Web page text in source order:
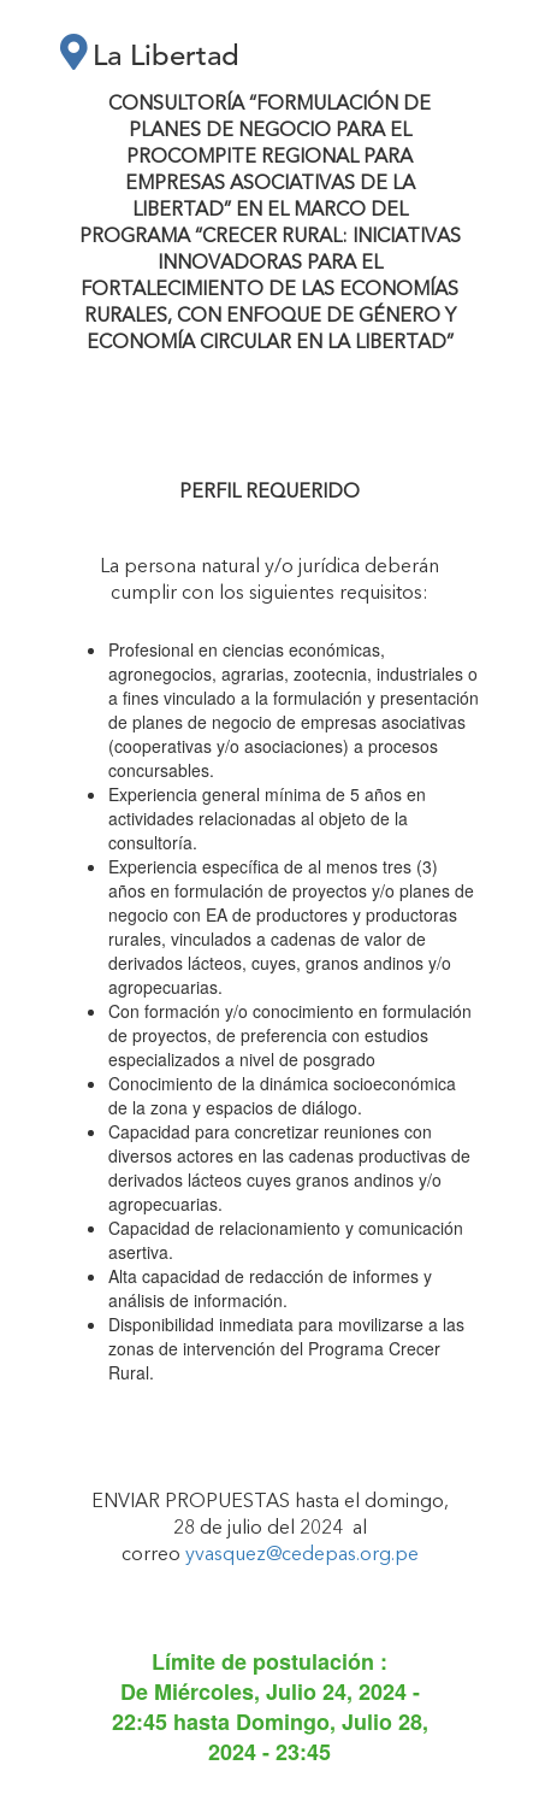
REGIONAL PARA
EMPRESAS
ASOCIATIVAS DE
LA LIBERTAD” EN
INICIATIVAS
INNOVADORAS
PARA EL
FORTALECIMIENTO
DE LAS
ECONOMÍAS
RURALES, CON
ENFOQUE DE
GÉNERO"
La Libertad
CONSULTORÍA “FORMULACIÓN DE
PLANES DE NEGOCIO PARA EL
PROCOMPITE REGIONAL PARA
EMPRESAS ASOCIATIVAS DE LA
LIBERTAD”EN EL MARCO DEL
PROGRAMA “CRECER RURAL:
INICIATIVAS
INNOVADORAS PARA EL
FORTALECIMIENTO DE LAS ECONOMÍAS
RURALES, CON ENFOQUE DE GÉNERO Y
ECONOMÍA CIRCULAR EN LA LIBERTAD”
PERFIL REQUERIDO
La persona natural y/o jurídica deberán
cumplir con los siguientes requisitos:
Profesional en ciencias económicas,
agronegocios, agrarias, zootecnia, industriales o
a fines vinculado a la formulación y presentación
de planes de negocio de empresas asociativas
(cooperativas y/o asociaciones) a procesos
concursables.
Experiencia general mínima de 5 años en
actividades relacionadas al objeto de la
consultoría.
Experiencia específica de al menos tres (3)
años en formulación de proyectos y/o planes de
negocio con EA de productores y productoras
rurales, vinculados a cadenas de valor de
derivados lácteos, cuyes, granos andinos y/o
agropecuarias.
Con formación y/o conocimiento en formulación
de proyectos, de preferencia con estudios
especializados a nivel de posgrado
Conocimiento de la dinámica socioeconómica
de la zona y espacios de diálogo.
Capacidad para concretizar reuniones con
diversos actores en las cadenas productivas de
derivados lácteos cuyes granos andinos y/o
agropecuarias.
Capacidad de relacionamiento y comunicación
asertiva.
Alta capacidad de redacción de informes y
análisis de información.
Disponibilidad inmediata para movilizarse a las
zonas de intervención del Programa Crecer
Rural.
ENVIAR PROPUESTAS hasta el domingo,
28 de julio del 2024 al
correo yvasquez@cedepas.org.pe
Límite de postulación :
De Miércoles, Julio 24, 2024 -
22:45hasta Domingo, Julio 28,
2024 - 23:45